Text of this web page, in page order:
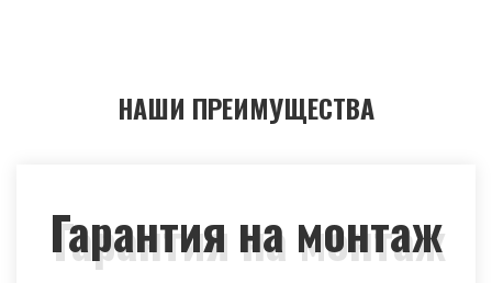
НАШИ ПРЕИМУЩЕСТВА
Гарантия на монтаж